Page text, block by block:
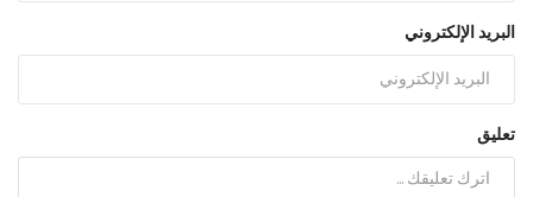
البريد الإلكتروني
تعليق